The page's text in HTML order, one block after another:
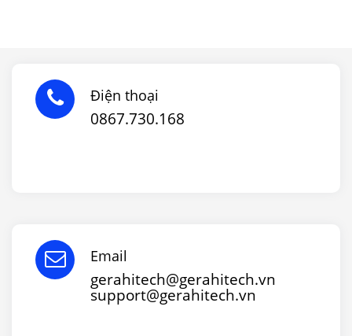
Điện thoại
0867.730.168
Email
gerahitech@gerahitech.vn
support@gerahitech.vn